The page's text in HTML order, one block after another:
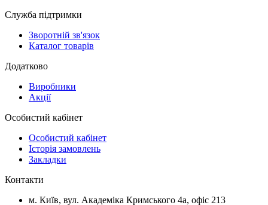
Служба підтримки
Зворотній зв'язок
Каталог товарів
Додатково
Виробники
Акції
Особистий кабінет
Особистий кабінет
Історія замовлень
Закладки
Контакти
м. Київ, вул. Академіка Кримського 4а, офіс 213